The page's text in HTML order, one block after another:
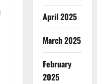
April 2025
March 2025
February
2025